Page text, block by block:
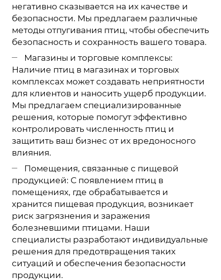
негативно сказывается на их качестве и
безопасности. Мы предлагаем различные
методы отпугивания птиц, чтобы обеспечить
безопасность и сохранность вашего товара.
Магазины и торговые комплексы:
Наличие птиц в магазинах и торговых
комплексах может создавать неприятности
для клиентов и наносить ущерб продукции.
Мы предлагаем специализированные
решения, которые помогут эффективно
контролировать численность птиц и
защитить ваш бизнес от их вредоносного
влияния.
Помещения, связанные с пищевой
продукцией: С появлением птиц в
помещениях, где обрабатывается и
хранится пищевая продукция, возникает
риск загрязнения и заражения
болезневшими птицами. Наши
специалисты разработают индивидуальные
решения для предотвращения таких
ситуаций и обеспечения безопасности
продукции.